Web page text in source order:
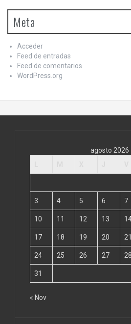
Meta
Acceder
Feed de entradas
Feed de comentarios
WordPress.org
agosto 2026
3 4 5 6 7
10 11 12 13
17 18 19 20 21
24 25 26 27 28
31
« Nov